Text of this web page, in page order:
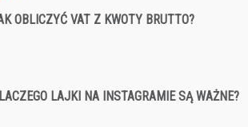
OBLICZYĆ VAT Z KWOTY BRUTTO?
LAJKI NA INSTAGRAMIE SĄ WAŻNE?